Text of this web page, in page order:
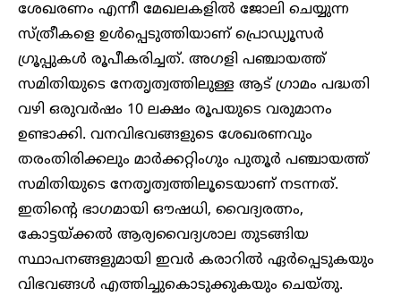
ശേഖരണം എന്നീ മേഖലകളിൽ ജോലി ചെയ്യുന്ന
സ്ത്രീകളെ ഉൾപ്പെടുത്തിയാണ് പ്രൊഡ്യൂസർ
ഗ്രൂപ്പുകൾ രൂപീകരിച്ചത്. അഗളി പഞ്ചായത്ത്
സമിതിയുടെ നേതൃത്വത്തിലുള്ള ആട് ഗ്രാമം പദ്ധതി
വഴി ഒരുവർഷം 10 ലക്ഷം രൂപയുടെ വരുമാനം
ഉണ്ടാക്കി. വനവിഭവങ്ങളുടെ ശേഖരണവും
തരംതിരിക്കലും മാർക്കറ്റിംഗും പുതൂർ പഞ്ചായത്ത്
സമിതിയുടെ നേതൃത്വത്തിലൂടെയാണ് നടന്നത്.
ഇതിന്റെ ഭാഗമായി ഔഷധി, വൈദ്യരത്നം,
കോട്ടയ്ക്കൽ ആര്യവൈദ്യശാല തുടങ്ങിയ
സ്ഥാപനങ്ങളുമായി ഇവർ കരാറിൽ ഏർപ്പെടുകയും
വിഭവങ്ങൾ എത്തിച്ചുകൊടുക്കുകയും ചെയ്തു.